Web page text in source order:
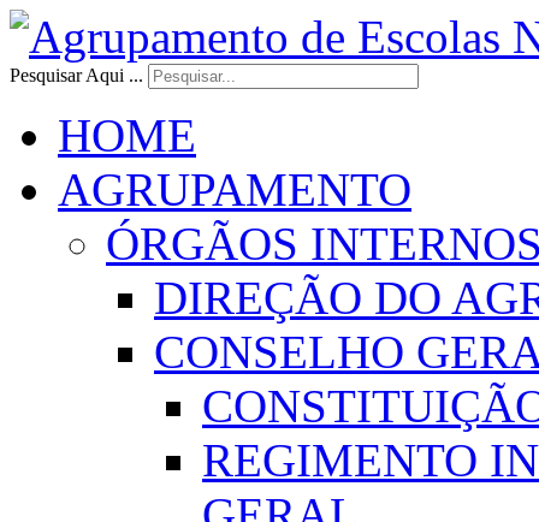
Pesquisar Aqui ...
HOME
AGRUPAMENTO
ÓRGÃOS
DIREÇÃO DO
CONSELHO
REGIMENTO